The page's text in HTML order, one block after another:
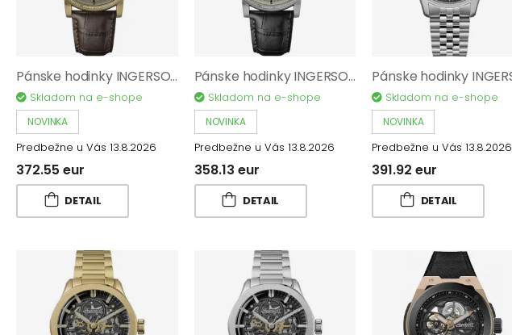
Pánske hodinky INGERSOLL The Guy I17502
Skladom na e-shope
NOVINKA
Predbežne u Vás 13.8.2026
372.55 eur
DETAIL
Pánske hodinky INGERSOLL The Guy I17501
Skladom na e-shope
NOVINKA
Predbežne u Vás 13.8.2026
358.13 eur
DETAIL
Skladom na e-shope
NOVINKA
Predbežne u Vás 13.8.2026
391.92 eur
DETAIL